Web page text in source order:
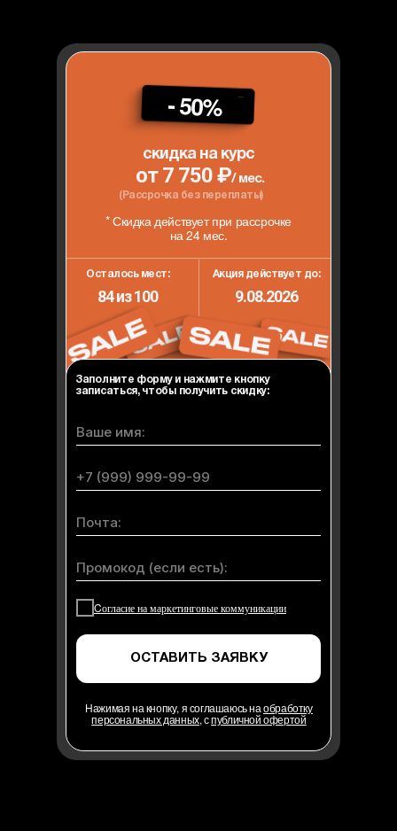
Заполните форму и нажмите кнопку
записаться, чтобы получить скидку:
Cогласие на маркетинговые коммуникации
ОСТАВИТЬ ЗАЯВКУ
скидка на курс
от 7 750 ₽/ мес.
(Рассрочка без переплаты)
Осталось мест:
84 из 100
Акция действует до:
9.08.2026
- 50%
* Скидка действует при рассрочке
на 24 мес.
Нажимая на кнопку, я соглашаюсь наобработку
персональных данных, спубличной офертой